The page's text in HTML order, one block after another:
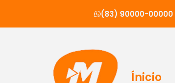
(83) 90000-00000
Ínicio